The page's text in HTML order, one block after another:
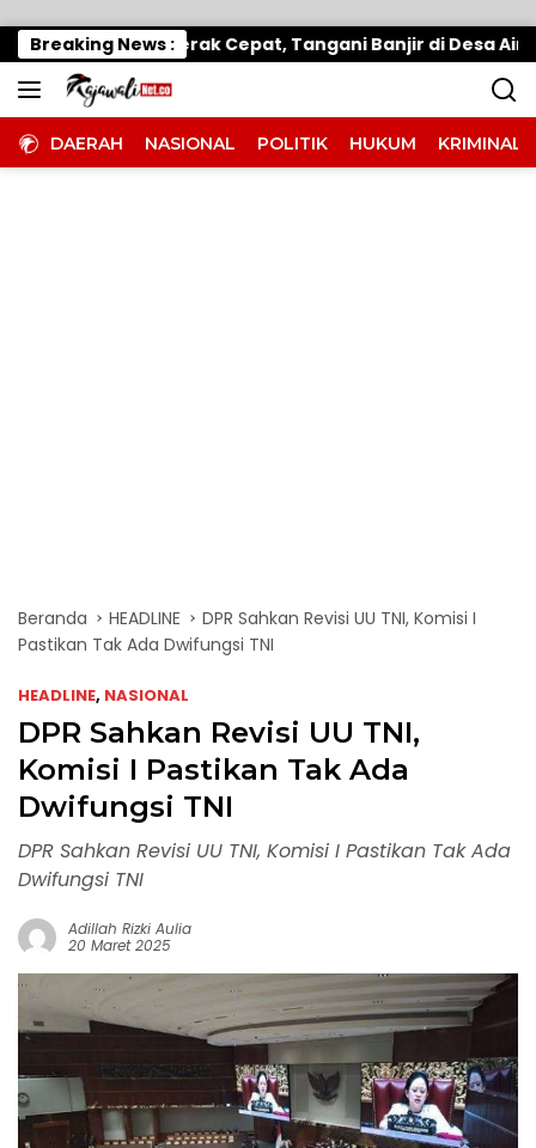
Breaking News :
Parimo Gerak Cepat, Tangani Banjir di Desa Air Panas
DAERAH NASIONAL POLITIK HUKUM KRIMINAL
Beranda HEADLINE
DPR Sahkan Revisi UU TNI, Komisi I
Pastikan Tak Ada Dwifungsi TNI
HEADLINE, NASIONAL
DPR Sahkan Revisi UU TNI,
Komisi I Pastikan Tak Ada
Dwifungsi TNI
DPR Sahkan Revisi UU TNI, Komisi I Pastikan Tak Ada
Dwifungsi TNI
Adillah Rizki Aulia
20 Maret 2025